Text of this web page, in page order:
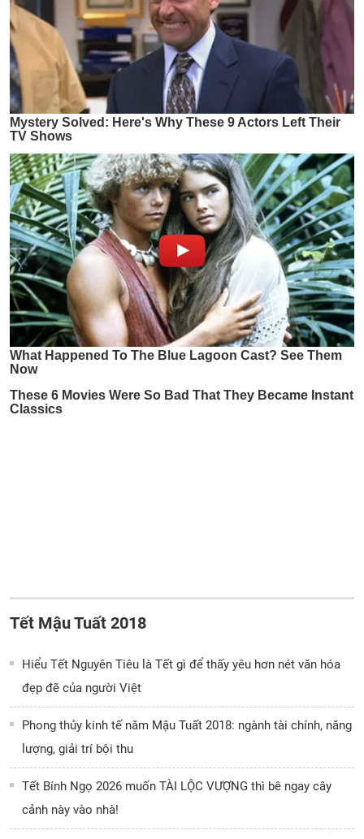
Tết Mậu Tuất 2018
Hiểu Tết Nguyên Tiêu là Tết gì để thấy yêu hơn nét văn hóa
đẹp đẽ của người Việt
Phong thủy kinh tế năm Mậu Tuất 2018: ngành tài chính, năng
lượng, giải trí bội thu
Tết Bính Ngọ 2026 muốn TÀI LỘC VƯỢNG thì bê ngay cây
cảnh này vào nhà!